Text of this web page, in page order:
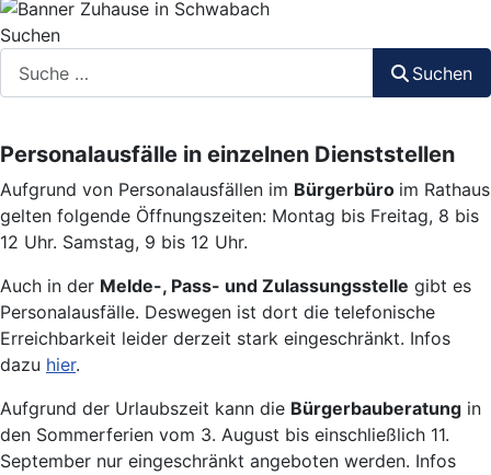
Suchen
Suchen
Personalausfälle in einzelnen Dienststellen
Aufgrund von Personalausfällen im Bürgerbüro im Rathaus
gelten folgende Öffnungszeiten: Montag bis Freitag, 8 bis
12 Uhr. Samstag, 9 bis 12 Uhr.
Auch in der Melde-, Pass- und Zulassungsstelle gibt es
Personalausfälle. Deswegen ist dort die telefonische
Erreichbarkeit leider derzeit stark eingeschränkt. Infos
dazu hier.
Aufgrund der Urlaubszeit kann die Bürgerbauberatung in
den Sommerferien vom 3. August bis einschließlich 11.
September nur eingeschränkt angeboten werden. Infos